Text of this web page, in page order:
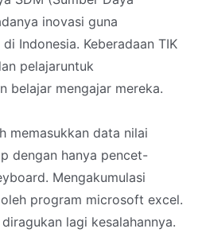
inovasi guna
Indonesia. Keberadaan TIK
pelajaruntuk
belajar mengajar mereka.
memasukkan data nilai
dengan hanya pencet-
Mengakumulasi
program microsoft excel.
lagi kesalahannya.